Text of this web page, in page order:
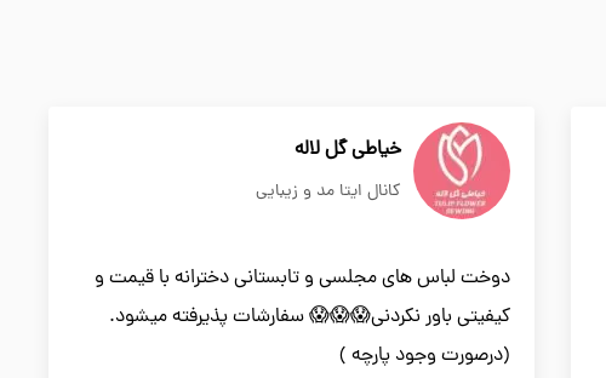
خیاطی گل لاله
کانال ایتا مد و زیبایی
دوخت لباس های مجلسی و تابستانی دخترانه با قیمت و
کیفیتی باور نکردنی😱😱😱 سفارشات پذیرفته میشود.
(درصورت وجود پارچه )